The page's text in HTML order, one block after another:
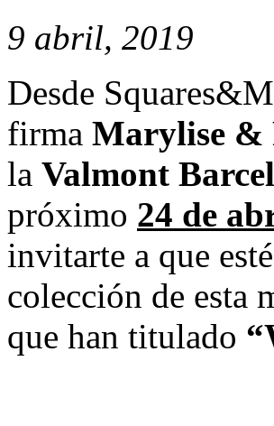
9 abril, 2019
Desde
firma Marylise &
la Valmont
próximo 24 de
invitarte a que
colección de esta
que han titulado